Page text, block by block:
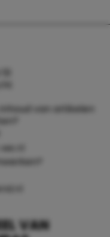
VAN
van artikelen